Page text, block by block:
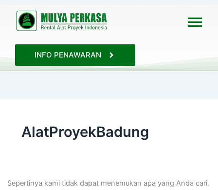
INFO PENAWARAN
AlatProyekBadung
Sepertinya kami tidak dapat menemukan apa yang Anda cari.
Cari
untuk: